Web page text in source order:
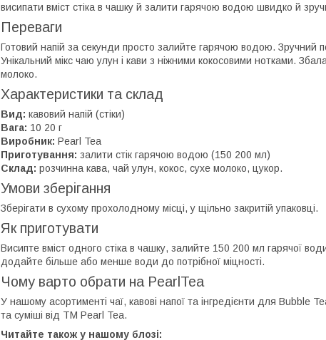
висипати вміст стіка в чашку й залити гарячою водою швидко й
Переваги
Готовий напій за секунди просто залийте гарячою водою.
Унікальний мікс чаю улун і кави з ніжними кокосовими нотками.
молоко.
Характеристики та склад
Вид: кавовий напій (стіки)
Вага: 10 20 г
Виробник: Pearl Tea
Приготування: залити стік гарячою водою (150 200 мл)
Склад: розчинна кава, чай улун, кокос, сухе молоко, цукор.
Умови зберігання
Зберігати в сухому прохолодному місці, у щільно закритій упаковці.
Як приготувати
Висипте вміст одного стіка в чашку, залийте 150 200 мл гарячої
додайте більше або менше води до потрібної міцності.
Чому варто обрати на PearlTea
У нашому асортименті чаї, кавові напої та інгредієнти для Bubble
та суміші від ТМ Pearl Tea.
Читайте також у нашому блозі: